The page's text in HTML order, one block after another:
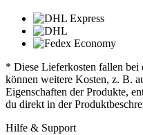
* Diese Lieferkosten fallen bei
können weitere Kosten, z. B.
Eigenschaften der Produkte,
du direkt in der
Hilfe & Support